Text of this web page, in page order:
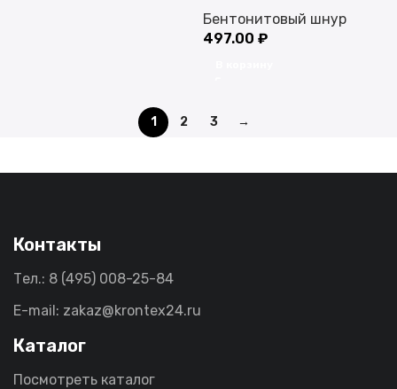
Бентонитовый шнур
497.00 ₽
1 2 3 →
Контакты
Тел.: 8 (495) 008-25-84
E-mail: zakaz@krontex24.ru
Каталог
Посмотреть каталог